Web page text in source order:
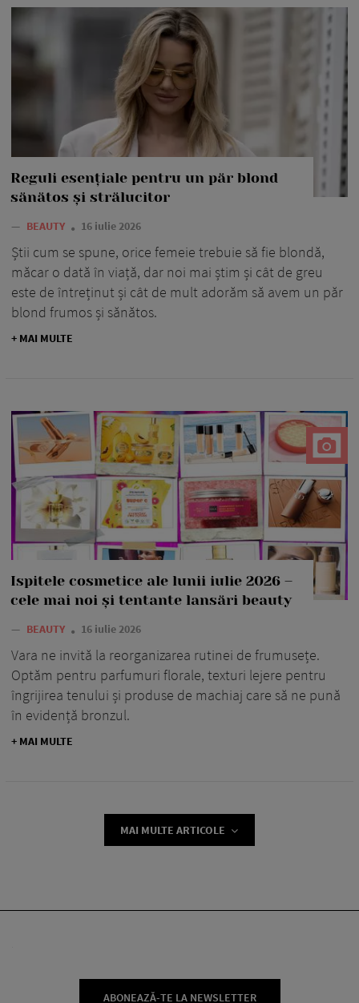
Reguli esențiale pentru un păr blond
sănătos și strălucitor
— BEAUTY 16 iulie 2026
Știi cum se spune, orice femeie trebuie să fie blondă,
măcar o dată în viață, dar noi mai știm și cât de greu
este de întreținut și cât de mult adorăm să avem un păr
blond frumos și sănătos.
+ MAI MULTE
Ispitele cosmetice ale lunii iulie 2026 –
cele mai noi și tentante lansări beauty
— BEAUTY 16 iulie 2026
Vara ne invită la reorganizarea rutinei de frumusețe.
Optăm pentru parfumuri florale, texturi lejere pentru
îngrijirea tenului și produse de machiaj care să ne pună
în evidență bronzul.
+ MAI MULTE
MAI MULTE ARTICOLE
ABONEAZĂ-TE LA NEWSLETTER